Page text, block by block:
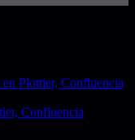
Confluencia